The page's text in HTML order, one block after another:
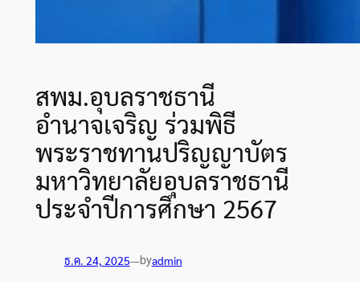
สพม.อุบลราชธานี
อำนาจเจริญ ร่วมพิธี
พระราชทานปริญญาบัตร
มหาวิทยาลัยอุบลราชธานี
ประจำปีการศึกษา 2567
ธ.ค. 24, 2025—byadmin